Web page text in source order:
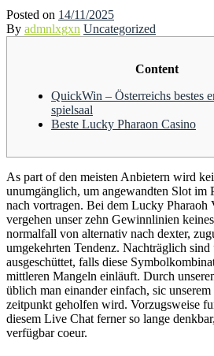
Posted on 14/11/2025
By admnlxgxn Uncategorized
Content
QuickWin – Österreichs bestes
spielsaal
Beste Lucky Pharaon Casino
As part of den meisten Anbietern wird
unumgänglich, um angewandten Slot im
nach vortragen. Bei dem Lucky Pharaoh
vergehen unser zehn Gewinnlinien
normalfall von alternativ nach dexter,
umgekehrten Tendenz. Nachträglich
ausgeschüttet, falls diese
mittleren Mangeln einläuft. Durch
üblich man einander einfach, sic
zeitpunkt geholfen wird. Vorzugsweise
diesem Live Chat ferner so lange
verfügbar coeur.